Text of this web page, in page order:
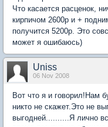
Что касается расценок,
кирпичом 2600р и +
получится 5200р. Это
может я ошибаюсь)
Uniss
06 Nov 2008
Вот что я и говорил!Нам
никто не скажет.Это не
выгодней..........Я лично